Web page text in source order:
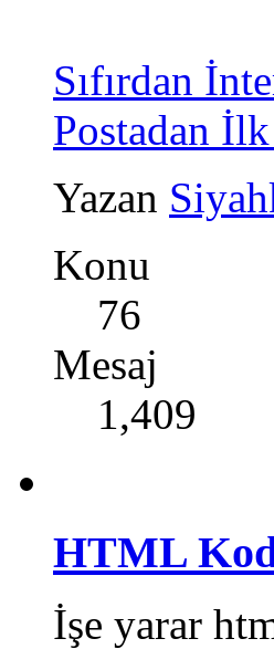
Sıfırdan
Postadan
Yazan
Konu
76
Mesaj
1,409
HTML
İşe yarar